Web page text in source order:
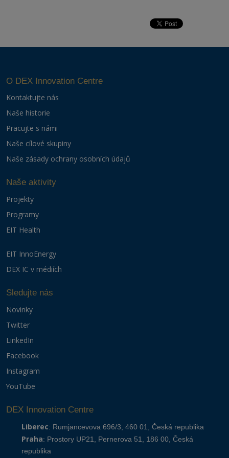
O DEX Innovation Centre
Kontaktujte nás
Naše historie
Pracujte s námi
Naše cílové skupiny
Naše zásady ochrany osobních údajů
Naše aktivity
Projekty
Programy
EIT Health
EIT InnoEnergy
DEX IC v médiích
Sledujte nás
Novinky
Twitter
LinkedIn
Facebook
Instagram
YouTube
DEX Innovation Centre
Liberec: Rumjancevova 696/3, 460 01, Česká republika
Praha: Prostory UP21, Pernerova 51, 186 00, Česká
republika